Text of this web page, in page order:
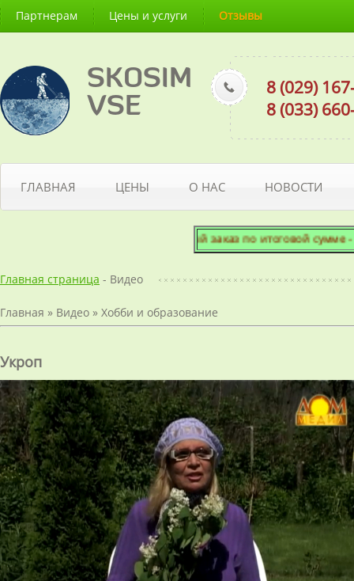
Партнерам Цены и услуги Отзывы
SKOSIM
VSE
8 (029)
8 (033)
ГЛАВНАЯ ЦЕНЫ О НАС НОВОСТИ
Минимальный заказ по итоговой сумме -
Главная страница - Видео
Главная » Видео » Хобби и образование
Укроп